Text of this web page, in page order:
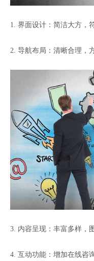
1. 界面设计：简洁大方，
2. 导航布局：清晰合理，
3. 内容呈现：丰富多样，
4. 互动功能：增加在线咨